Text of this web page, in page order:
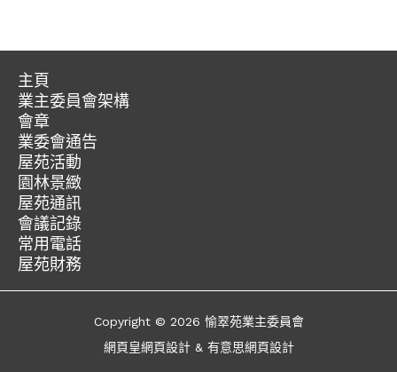
主頁
愉
翠
苑
第
十
六
屆
沙
田
區
愉
翠
苑
資
訊
聯
絡
我
們
業主委員會架構
會章
業委會通告
屋苑活動
園林景緻
屋苑通訊
會議記錄
常用電話
屋苑財務
網頁皇網頁設計& 有意思網頁設計
Copyright © 2026 愉翠苑業主委員會